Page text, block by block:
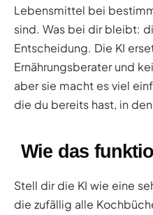
Lebensmittel bei
sind. Was bei dir bleibt:
Entscheidung. Die KI
Ernährungsberater und
aber sie macht es viel
die du bereits hast, in
Wie das
Stell dir die KI wie eine
die zufällig alle